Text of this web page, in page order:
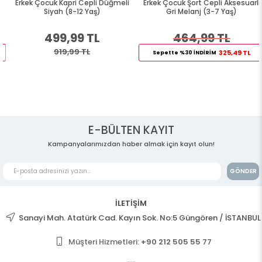
Erkek Çocuk Kapri Cepli Düğmeli
Siyah (8-12 Yaş)
499,99 TL
919,99 TL
Erkek Çocuk Şort Cepli Aksesuarlı
Gri Melanj (3-7 Yaş)
464,99 TL
Sepette %30 İNDİRİM 325,49 TL
E-BÜLTEN KAYIT
Kampanyalarımızdan haber almak için kayıt olun!
GÖNDER
İLETİŞİM
Sanayi Mah. Atatürk Cad. Kayın Sok. No:5 Güngören / İSTANBUL
Müşteri Hizmetleri: +90 212 505 55 77